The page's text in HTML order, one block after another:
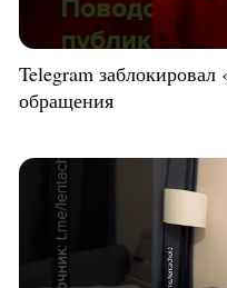
Telegram
обращения